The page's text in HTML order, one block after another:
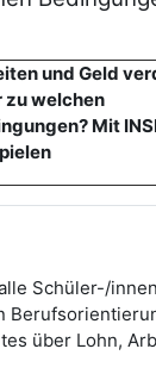
und Geld
zu welchen
Mit
Schüler-/
über Lohn,